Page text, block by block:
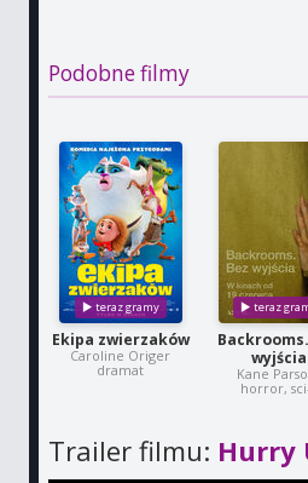
Podobne filmy
Ekipa zwierzaków
Caroline Origer
dramat
wyjścia
Kane
horror,
Trailer filmu: Hurry